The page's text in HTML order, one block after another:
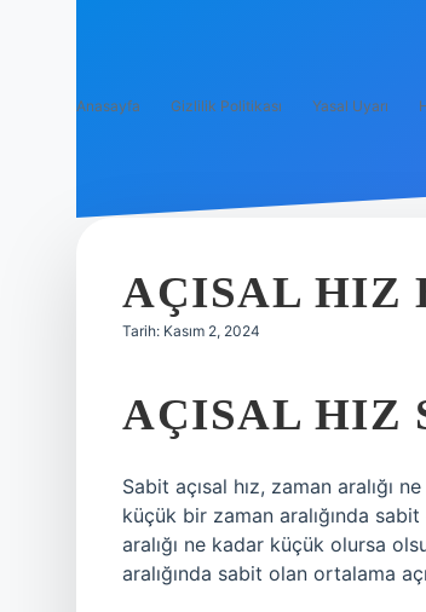
Anasayfa Gizlilik Politikası Yasal Uyarı
AÇISAL HIZ
Tarih: Kasım 2, 2024
AÇISAL HIZ
Sabit açısal hız, zaman aralığı
küçük bir zaman aralığında
aralığı ne kadar küçük olursa
aralığında sabit olan ortalama